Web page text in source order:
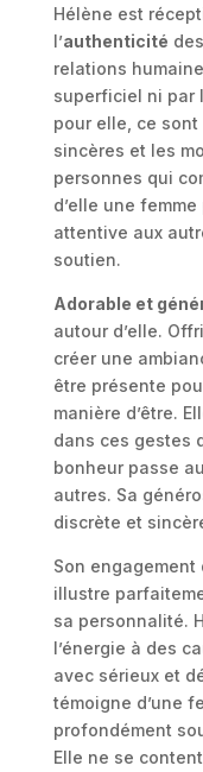
Hélène est
l’authenticité
relations
superficiel ni par
pour elle, ce
sincères et les
personnes qui
d’elle une
attentive aux
soutien.
Adorable et
autour d’elle.
créer une
être présente
manière d’être.
dans ces gestes
bonheur passe
autres. Sa
discrète et
Son
illustre
sa personnalité.
l’énergie à des
avec sérieux et
témoigne d’une
profondément
Elle ne se